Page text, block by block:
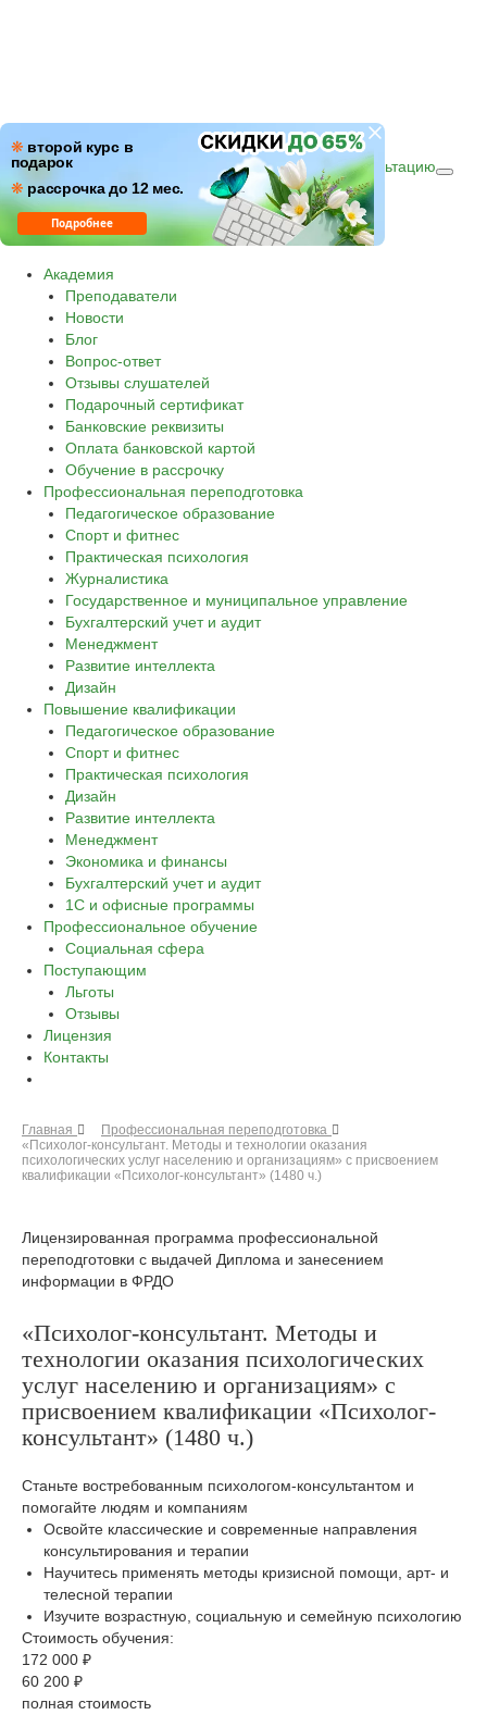
❋ второй курс в
подарок
❋ рассрочка до 12 мес.
Подробнее 8 800 500-30-45
ПН–ПТ: c 09:00 до 18:00
СБ–ВС: с 10:00 до 16:00 по (МСК)
Звонок по России бесплатный.
Получить консультацию
Академия
Преподаватели
Новости
Блог
Вопрос-ответ
Отзывы слушателей
Подарочный сертификат
Банковские реквизиты
Оплата банковской картой
Обучение в рассрочку
Профессиональная переподготовка
Педагогическое образование
Спорт и фитнес
Практическая психология
Журналистика
Государственное и муниципальное управление
Бухгалтерский учет и аудит
Менеджмент
Развитие интеллекта
Дизайн
Повышение квалификации
Педагогическое образование
Спорт и фитнес
Практическая психология
Дизайн
Развитие интеллекта
Менеджмент
Экономика и финансы
Бухгалтерский учет и аудит
1С и офисные программы
Профессиональное обучение
Социальная сфера
Поступающим
Льготы
Отзывы
Лицензия
Контакты
Главная
Профессиональная переподготовка
«Психолог-консультант. Методы и технологии оказания
психологических услуг населению и организациям» с присвоением
квалификации «Психолог-консультант» (1480 ч.)
Лицензированная программа профессиональной
переподготовки с выдачей Диплома и занесением
информации в ФРДО
«Психолог-консультант. Методы и
технологии оказания психологических
услуг населению и организациям» с
присвоением квалификации «Психолог-
консультант» (1480 ч.)
Станьте востребованным психологом-консультантом и
помогайте людям и компаниям
Освойте классические и современные направления
консультирования и терапии
Научитесь применять методы кризисной помощи, арт- и
телесной терапии
Изучите возрастную, социальную и семейную психологию
Стоимость обучения:
172 000 ₽
60 200 ₽
полная стоимость